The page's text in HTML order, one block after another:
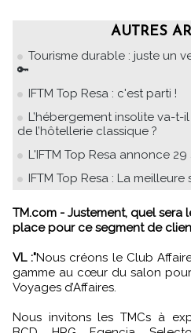
AUTRES
Tourisme durable : juste un
🔑
IFTM Top Resa : c'est parti !
L’hébergement insolite va-
de l’hôtellerie classique ?
L'IFTM Top Resa annonce
IFTM Top Resa : La
TM.com - Justement, quel sera le nouveau dispositif mis en
place pour ce segment de
VL :"Nous créons le Club
gamme au cœur du salon
Voyages d’Affaires.
Nous invitons les TMCs à